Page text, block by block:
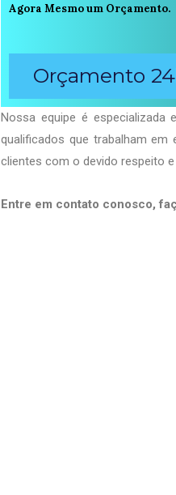
Agora Mesmo um Orçamento.
Orçamento
Nossa equipe é especializada
qualificados que trabalham
clientes com o devido respeito
Entre em contato conosco,